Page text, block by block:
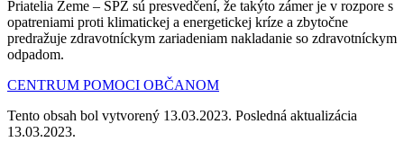
Priatelia Zeme – SPZ sú presvedčení, že takýto zámer je v rozpore s
opatreniami proti klimatickej a energetickej kríze a zbytočne
predražuje zdravotníckym zariadeniam nakladanie so zdravotníckym
odpadom.
CENTRUM POMOCI OBČANOM
Tento obsah bol vytvorený 13.03.2023. Posledná aktualizácia
13.03.2023.